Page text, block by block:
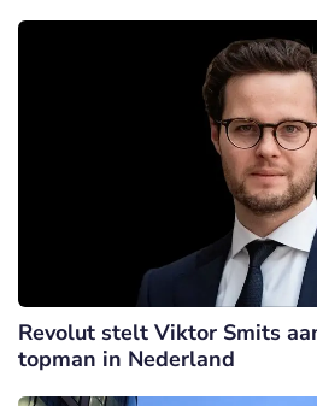
Revolut stelt Viktor Smits
topman in Nederland